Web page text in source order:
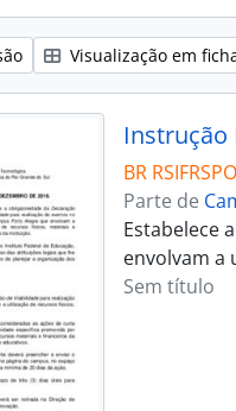
Visualização em
Instrução
BR
Parte de
Estabelece
envolvam a
Sem título